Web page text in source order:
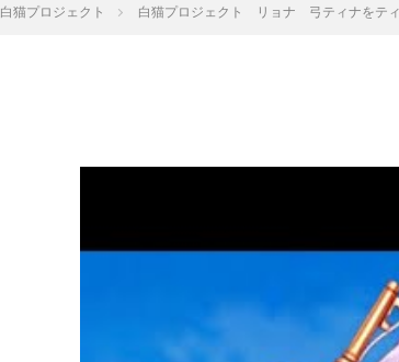
白猫プロジェクト 白猫プロジェクト リョナ 弓ティナをティ